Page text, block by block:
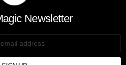
Newsletter